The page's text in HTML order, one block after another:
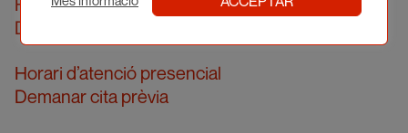
De dilluns a divendres de 10 a 14h
Horari d’atenció presencial
Demanar cita prèvia